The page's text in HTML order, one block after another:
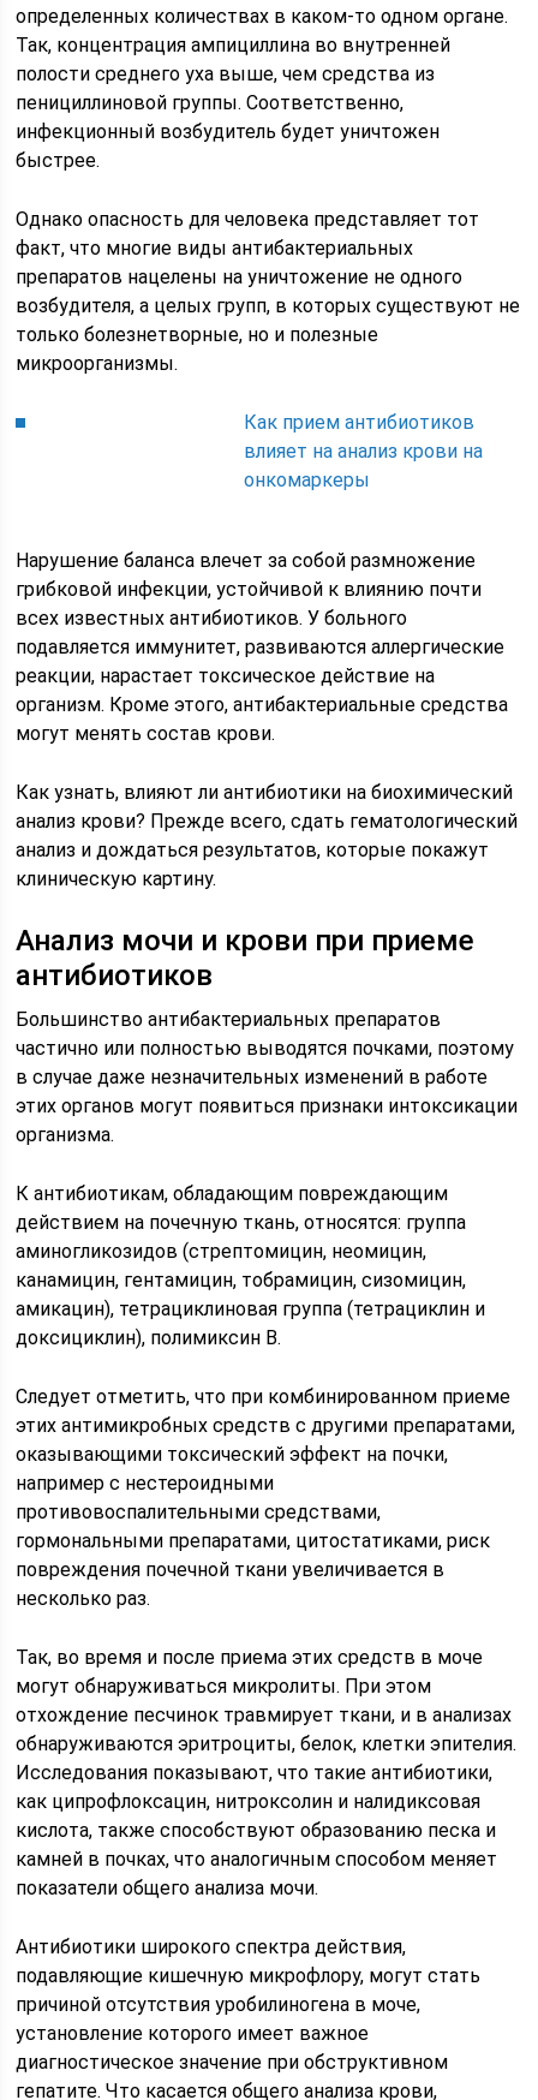
определенных количествах в каком-то одном органе.
Так, концентрация ампициллина во внутренней
полости среднего уха выше, чем средства из
пенициллиновой группы. Соответственно,
инфекционный возбудитель будет уничтожен
быстрее.
Однако опасность для человека представляет тот
факт, что многие виды антибактериальных
препаратов нацелены на уничтожение не одного
возбудителя, а целых групп, в которых существуют не
только болезнетворные, но и полезные
микроорганизмы.
Как прием антибиотиков
влияет на анализ крови на
онкомаркеры
Нарушение баланса влечет за собой размножение
грибковой инфекции, устойчивой к влиянию почти
всех известных антибиотиков. У больного
подавляется иммунитет, развиваются аллергические
реакции, нарастает токсическое действие на
организм. Кроме этого, антибактериальные средства
могут менять состав крови.
Как узнать, влияют ли антибиотики на биохимический
анализ крови? Прежде всего, сдать гематологический
анализ и дождаться результатов, которые покажут
клиническую картину.
Анализ мочи и крови при приеме
антибиотиков
Большинство антибактериальных препаратов
частично или полностью выводятся почками, поэтому
в случае даже незначительных изменений в работе
этих органов могут появиться признаки интоксикации
организма.
К антибиотикам, обладающим повреждающим
действием на почечную ткань, относятся: группа
аминогликозидов (стрептомицин, неомицин,
канамицин, гентамицин, тобрамицин, сизомицин,
амикацин), тетрациклиновая группа (тетрациклин и
доксициклин), полимиксин В.
Следует отметить, что при комбинированном приеме
этих антимикробных средств с другими препаратами,
оказывающими токсический эффект на почки,
например с нестероидными
противовоспалительными средствами,
гормональными препаратами, цитостатиками, риск
повреждения почечной ткани увеличивается в
несколько раз.
Так, во время и после приема этих средств в моче
могут обнаруживаться микролиты. При этом
отхождение песчинок травмирует ткани, и в анализах
обнаруживаются эритроциты, белок, клетки эпителия.
Исследования показывают, что такие антибиотики,
как ципрофлоксацин, нитроксолин и налидиксовая
кислота, также способствуют образованию песка и
камней в почках, что аналогичным способом меняет
показатели общего анализа мочи.
Антибиотики широкого спектра действия,
подавляющие кишечную микрофлору, могут стать
причиной отсутствия уробилиногена в моче,
установление которого имеет важное
диагностическое значение при обструктивном
гепатите. Что касается общего анализа крови,